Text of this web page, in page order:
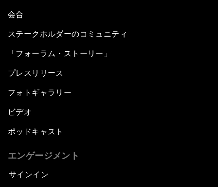
会合
ステークホルダーのコミュニティ
「フォーラム・ストーリー」
プレスリリース
フォトギャラリー
ビデオ
ポッドキャスト
エンゲージメント
サインイン